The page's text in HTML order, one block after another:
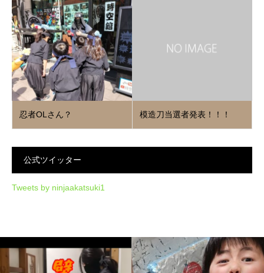
忍者OLさん？ 模造刀当選者発表！！！
公式ツイッター
Tweets by ninjaakatsuki1